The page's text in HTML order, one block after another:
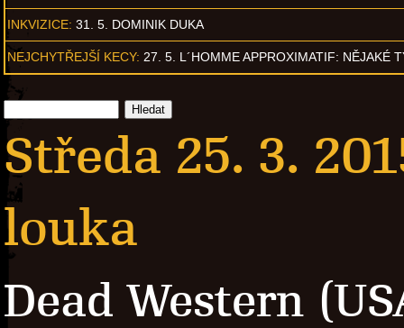
INKVIZICE: 31. 5. DOMINIK DUKA
NEJCHYTŘEJŠÍ KECY: 27. 5. L´HOMME APPROXIMATIF: NĚJAKÉ
Středa 25. 3.
louka
Dead Western